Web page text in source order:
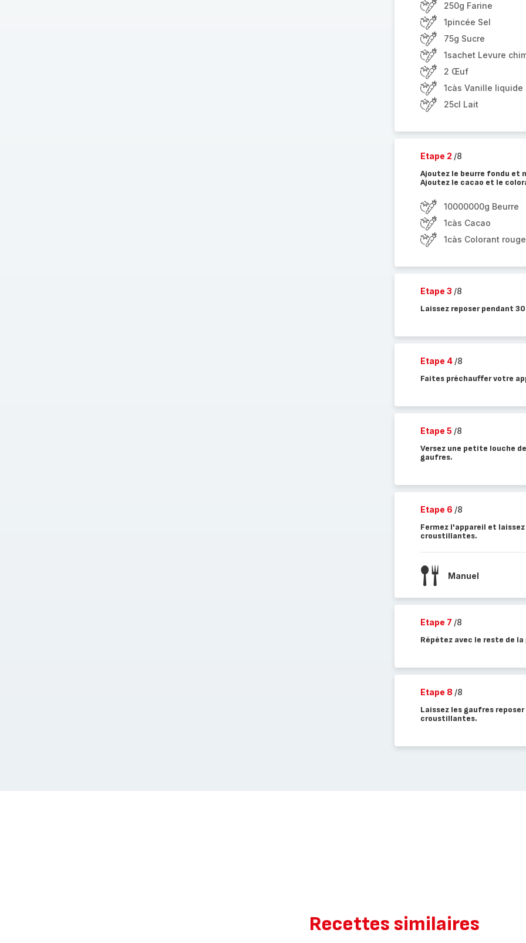
250g Farine
1pincée Sel
75g Sucre
1sachet Levure
2 Œuf
1càs Vanille liquide
25cl Lait
Etape 2 /8
Ajoutez le beurre fondu et
Ajoutez le cacao et le
10000000g Beurre
1càs Cacao
1càs Colorant rouge
Etape 3 /8
Laissez reposer pendant
Etape 4 /8
Faites préchauffer votre
Etape 5 /8
Versez une petite louche
gaufres.
Etape 6 /8
Fermez l'appareil et
croustillantes.
Manuel
Etape 7 /8
Répétez avec le reste de
Etape 8 /8
Laissez les gaufres
croustillantes.
Recettes similaires